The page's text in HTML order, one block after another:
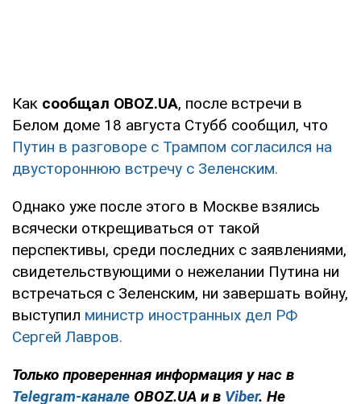
Как сообщал OBOZ.UA, после встречи в
Белом доме 18 августа Стубб сообщил, что
Путин в разговоре с Трампом согласился на
двустороннюю встречу с Зеленским.
Однако уже после этого в Москве взялись
всячески открещиваться от такой
перспективы, среди последних с заявлениями,
свидетельствующими о нежелании Путина ни
встречаться с Зеленским, ни завершать войну,
выступил министр иностранных дел РФ
Сергей Лавров.
Только проверенная информация у нас в
Telegram-канале OBOZ.UA и в Viber. Не